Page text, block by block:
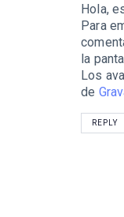
Hola,
Para
la
Los
de
REPLY